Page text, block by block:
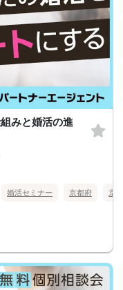
みと婚活の進
婚活セミナー 京都府 京